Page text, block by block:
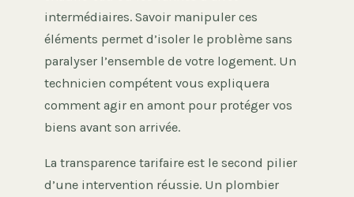
intermédiaires. Savoir manipuler ces
éléments permet d’isoler le problème sans
paralyser l’ensemble de votre logement. Un
technicien compétent vous expliquera
comment agir en amont pour protéger vos
biens avant son arrivée.
La transparence tarifaire est le second pilier
d’une intervention réussie. Un plombier